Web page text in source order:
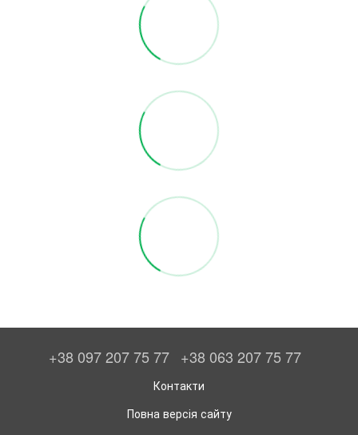
+38 097 207 75 77 +38 063 207 75 77
Контакти
Повна версія сайту